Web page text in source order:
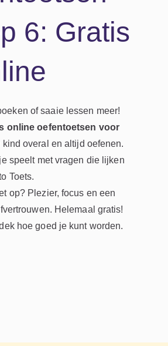
6: Gratis
of saaie lessen meer!
online oefentoetsen voor
overal en altijd oefenen.
speelt met vragen die lijken
Toets.
op? Plezier, focus en een
Helemaal gratis!
hoe goed je kunt worden.